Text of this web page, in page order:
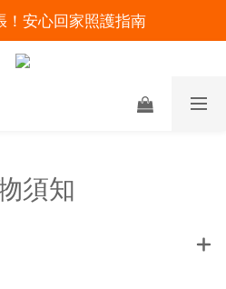
館免運優惠中
！安心回家照護指南
氧氣機不怕坐飛機
須知